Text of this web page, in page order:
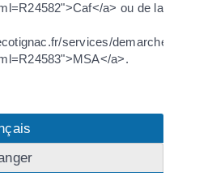
a> ou de la
services/demarches-
a>.